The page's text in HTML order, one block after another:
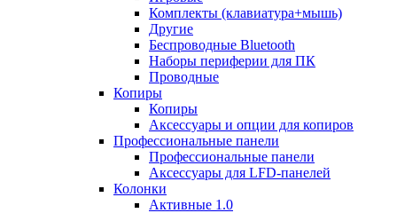
Комплекты (клавиатура+мышь)
Другие
Беспроводные Bluetooth
Наборы периферии для ПК
Проводные
Копиры
Копиры
Аксессуары и опции для копиров
Профессиональные панели
Профессиональные панели
Аксессуары для LFD-панелей
Колонки
Активные 1.0